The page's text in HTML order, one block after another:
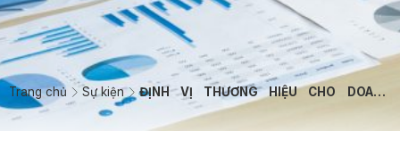
Trang chủ Sự kiện
ĐỊNH VỊ THƯƠNG HIỆU CHO DOANH